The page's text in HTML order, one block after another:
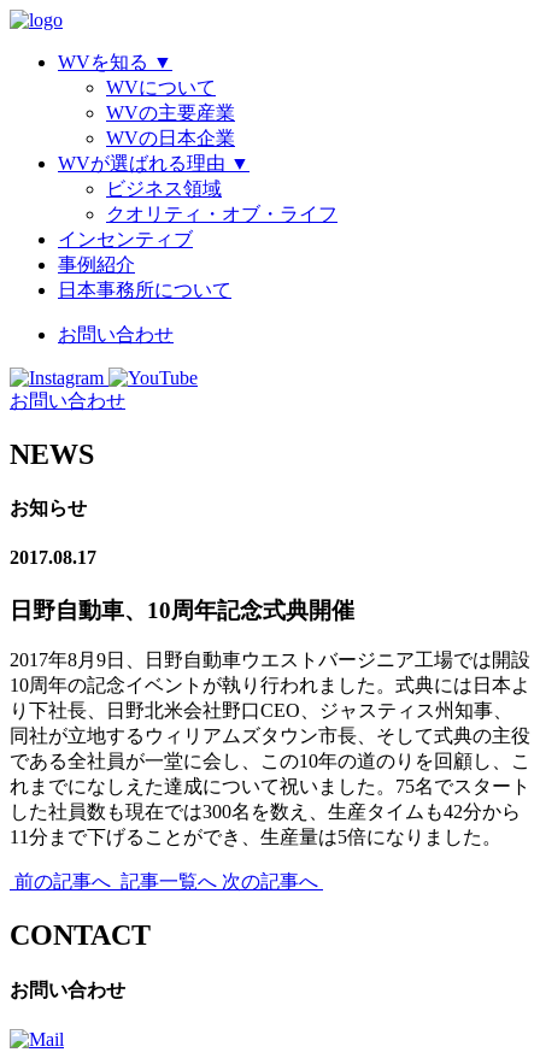
WVを知る ▼
WVについて
WVの主要産業
WVの日本企業
WVが選ばれる理由 ▼
ビジネス領域
クオリティ・オブ・ライフ
インセンティブ
事例紹介
日本事務所について
お問い合わせ
お問い合わせ
NEWS
お知らせ
2017.08.17
日野自動車、10周年記念式典開催
2017年8月9日、日野自動車ウエストバージニア工場では開設
10周年の記念イベントが執り行われました。式典には日本よ
り下社長、日野北米会社野口CEO、ジャスティス州知事、
同社が立地するウィリアムズタウン市長、そして式典の主役
である全社員が一堂に会し、この10年の道のりを回顧し、こ
れまでになしえた達成について祝いました。75名でスタート
した社員数も現在では300名を数え、生産タイムも42分から
11分まで下げることができ、生産量は5倍になりました。
前の記事へ 記事一覧へ 次の記事へ
CONTACT
お問い合わせ